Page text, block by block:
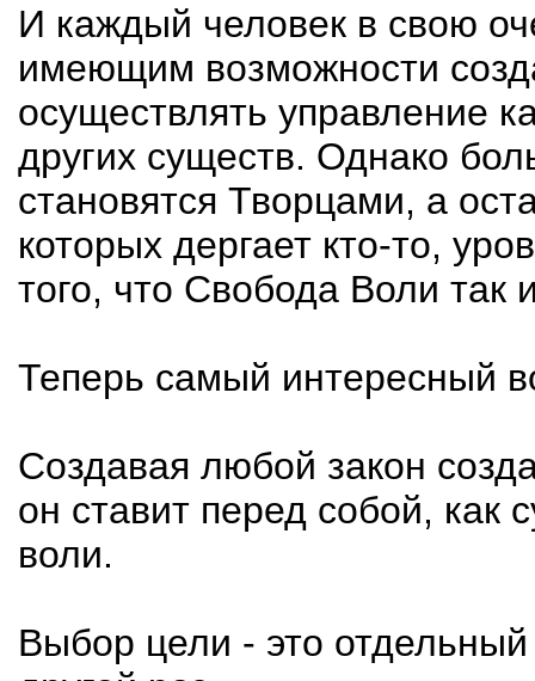
И каждый человек в свою
имеющим возможности
осуществлять управление
других существ. Однако
становятся Творцами, а
которых дергает кто-то,
того, что Свобода Воли так
Теперь самый интересный
Создавая любой закон
он ставит перед собой, как
воли.
Выбор цели - это